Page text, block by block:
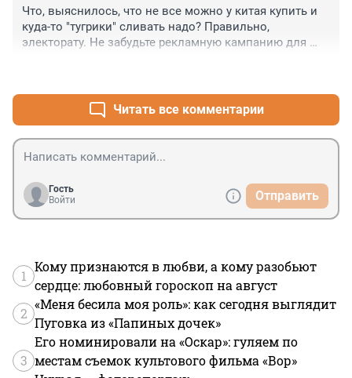
Что, выяснилось, что не все можно у китая купить и
куда-то "тугрики" сливать надо? Правильно,
электорату. Не забудьте рекламную кампанию для
Читать все комментарии
Гость
Войти
Отправить
1
Кому признаются в любви, а кому разобьют
сердце: любовный гороскоп на август
2
«Меня бесила моя роль»: как сегодня выглядит
Пуговка из «Папиных дочек»
3
Его номинировали на «Оскар»: гуляем по
местам съемок культового фильма «Вор»